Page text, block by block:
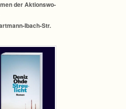
der Akti­ons­wo­
Ibach-Str.